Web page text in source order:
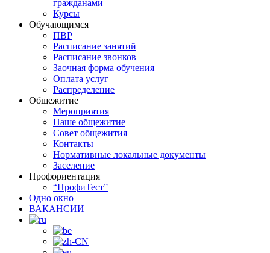
гражданами
Курсы
Обучающимся
ПВР
Расписание занятий
Расписание звонков
Заочная форма обучения
Оплата услуг
Распределение
Общежитие
Мероприятия
Наше общежитие
Совет общежития
Контакты
Нормативные локальные документы
Заселение
Профориентация
“ПрофиТест”
Одно окно
ВАКАНСИИ